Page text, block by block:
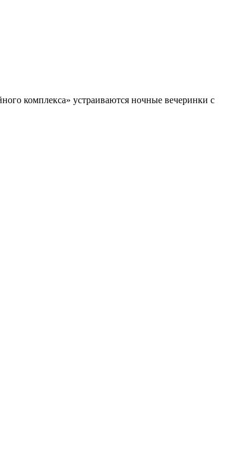
комплекса» устраиваются ночные вечеринки с